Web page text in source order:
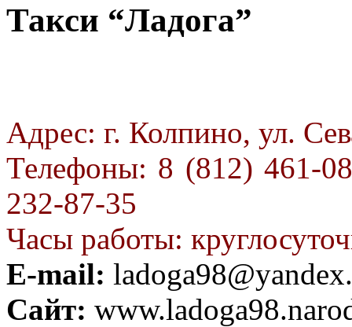
Такси “Ладога”
Адрес: г. Колпино, ул.
Телефоны: 8 (812) 461-
232-87-35
Часы работы:
E-mail:
Сайт: